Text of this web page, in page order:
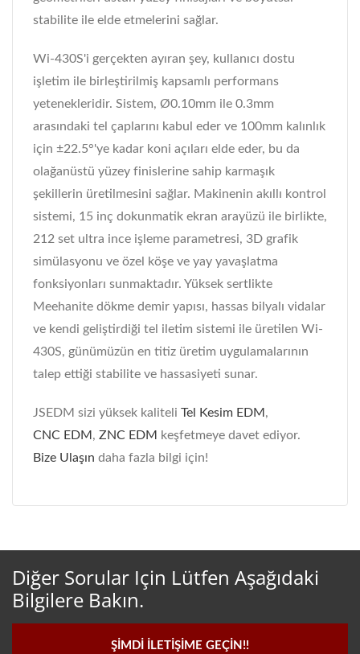
stabilite ile elde etmelerini sağlar.
Wi-430S'i gerçekten ayıran şey, kullanıcı dostu
işletim ile birleştirilmiş kapsamlı performans
yetenekleridir. Sistem, Ø0.10mm ile 0.3mm
arasındaki tel çaplarını kabul eder ve 100mm kalınlık
için ±22.5°'ye kadar koni açıları elde eder, bu da
olağanüstü yüzey finislerine sahip karmaşık
şekillerin üretilmesini sağlar. Makinenin akıllı kontrol
sistemi, 15 inç dokunmatik ekran arayüzü ile birlikte,
212 set ultra ince işleme parametresi, 3D grafik
simülasyonu ve özel köşe ve yay yavaşlatma
fonksiyonları sunmaktadır. Yüksek sertlikte
Meehanite dökme demir yapısı, hassas bilyalı vidalar
ve kendi geliştirdiği tel iletim sistemi ile üretilen Wi-
430S, günümüzün en titiz üretim uygulamalarının
talep ettiği stabilite ve hassasiyeti sunar.
JSEDM sizi yüksek kaliteli Tel Kesim EDM ,
CNC EDM , ZNC EDM keşfetmeye davet ediyor.
Bize Ulaşın daha fazla bilgi için!
Diğer Sorular Için Lütfen Aşağıdaki
Bilgilere Bakın.
ŞIMDI İLETIŞIME GEÇIN!!